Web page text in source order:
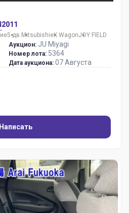
2011
5 дв. MitsubishieK WagonJOY FIELD
Аукцион: JU Miyagi
Номер лота: 5364
Дата аукциона: 07 Августа
Написать